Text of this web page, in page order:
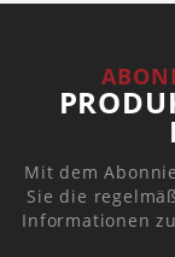
Mit dem
Sie die
Informationen